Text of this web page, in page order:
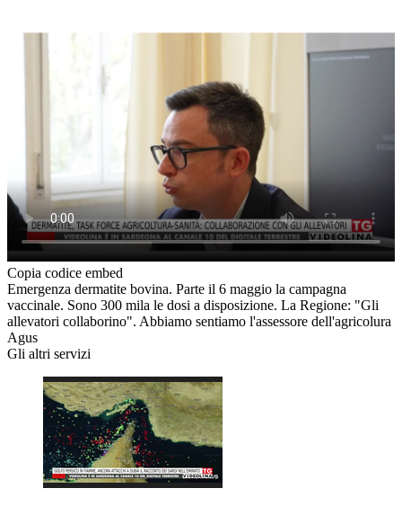
Copia codice embed
Emergenza dermatite bovina. Parte il 6 maggio la campagna
vaccinale. Sono 300 mila le dosi a disposizione. La Regione: "Gli
allevatori collaborino". Abbiamo sentiamo l'assessore dell'agricolura
Agus
Gli altri servizi